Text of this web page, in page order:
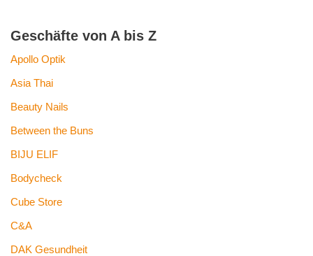
Geschäfte von A bis Z
Apollo Optik
Asia Thai
Beauty Nails
Between the Buns
BIJU ELIF
Bodycheck
Cube Store
C&A
DAK Gesundheit